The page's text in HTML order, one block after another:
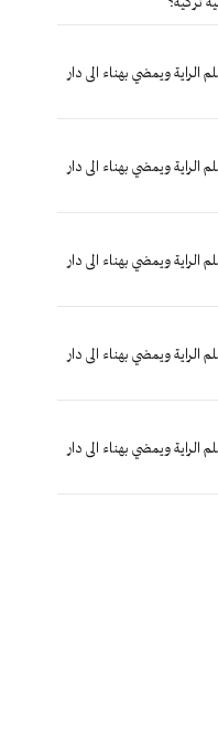
الراية ويمضي بهناء الى دار
الراية ويمضي بهناء الى دار
الراية ويمضي بهناء الى دار
الراية ويمضي بهناء الى دار
الراية ويمضي بهناء الى دار